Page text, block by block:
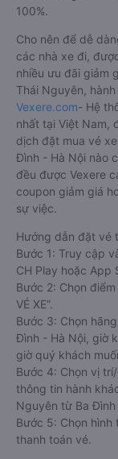
100%.
Cho nên để dễ
các nhà xe đi,
nhiều ưu đãi giảm
Thái Nguyên,
Vexere.com- Hệ
nhất tại Việt Nam,
dịch đặt mua vé
Đình - Hà Nội nào
đều được Vexere
coupon giảm giá
sự việc.
Hướng dẫn đặt vé
Bước 1: Truy cập
CH Play hoặc App
Bước 2: Chọn
VÉ XE”.
Bước 3: Chọn
Đình - Hà Nội, giờ
giờ quý khách
Bước 4: Chọn vị
thông tin hành
Nguyên từ Ba
Bước 5: Chọn
thanh toán vé.